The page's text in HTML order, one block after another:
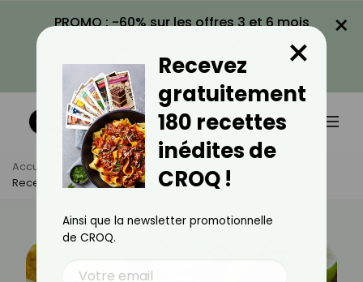
PROMO : -60% sur les offres 3 et 6 mois
VOIR LA PROMO
×
Accueil Actus
Recettes
Recette De Tacos De Poisson Avec Salsa Mangue
Recevez
gratuitement
180 recettes
inédites de
CROQ !
×
Ainsi que la newsletter promotionnelle
de CROQ.